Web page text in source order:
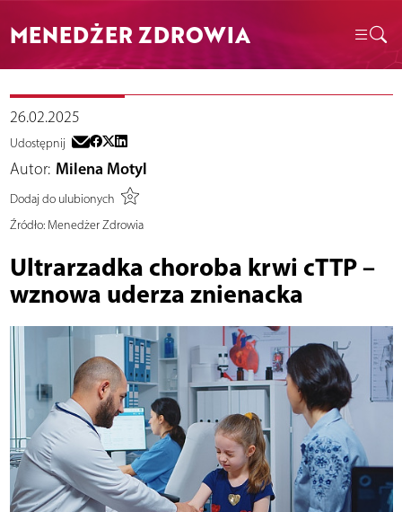
MENEDŻER ZDROWIA
26.02.2025
Udostępnij
Autor: Milena Motyl
Dodaj do ulubionych
Źródło:Menedżer Zdrowia
Ultrarzadka choroba krwi cTTP –
wznowa uderza znienacka